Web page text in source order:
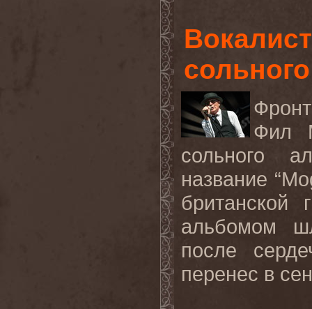
Фил
сольного
название “
британской
альбомом
после
перенес в